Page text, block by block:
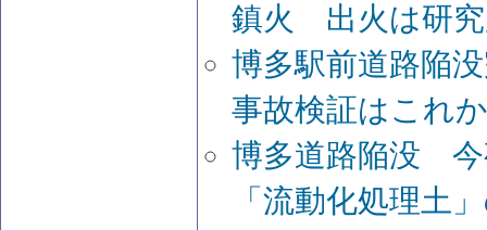
鎮火 出火は研
博多駅前道路陥
事故検証はこれ
博多道路陥没
「流動化処理土